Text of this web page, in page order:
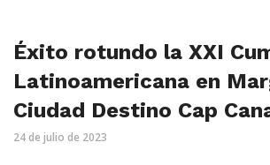
Éxito rotundo la XXI
Latinoamericana en
Ciudad Destino Cap
24 de julio de 2023